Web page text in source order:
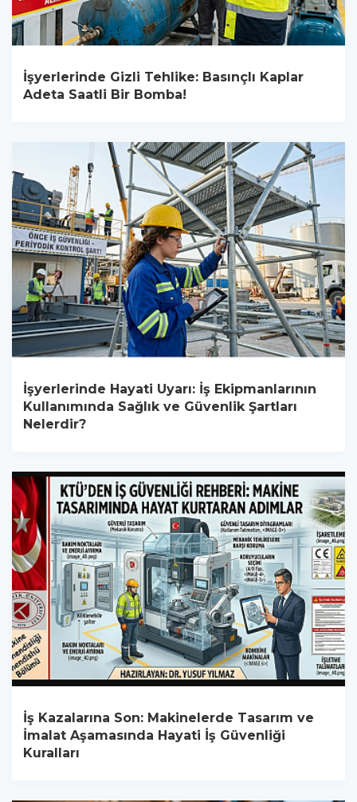
İşyerlerinde Gizli Tehlike: Basınçlı Kaplar
Adeta Saatli Bir Bomba!
İşyerlerinde Hayati Uyarı: İş Ekipmanlarının
Kullanımında Sağlık ve Güvenlik Şartları
Nelerdir?
İş Kazalarına Son: Makinelerde Tasarım ve
İmalat Aşamasında Hayati İş Güvenliği
Kuralları